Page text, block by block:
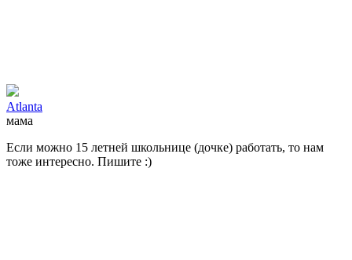
Atlanta
мама
Если можно 15 летней школьнице (дочке) работать, то нам
тоже интересно. Пишите :)